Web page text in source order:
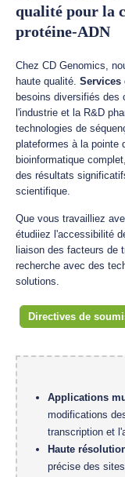
qualité pour la
protéine-ADN
Chez CD Genomics,
haute qualité. Services
besoins diversifiés des
l'industrie et la R&D
technologies de
plateformes à la pointe
bioinformatique
des résultats
scientifique.
Que vous travailliez
étudiiez l'accessibilité
liaison des facteurs de
recherche avec des
solutions.
Directives de
Applications
modifications
transcription et
Haute
précise des